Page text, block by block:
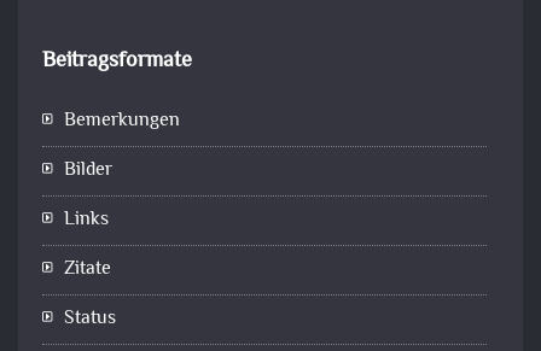
Beitragsformate
Bemerkungen
Bilder
Links
Zitate
Status